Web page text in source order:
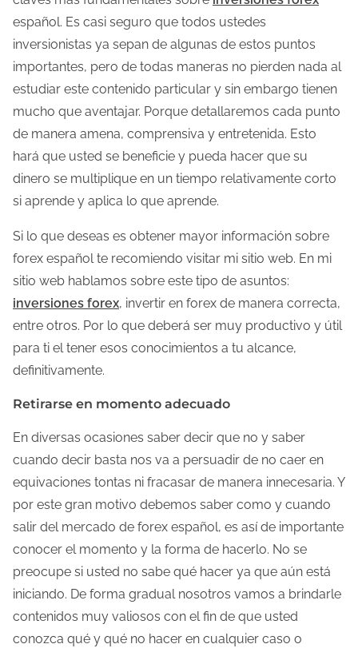
d
e
l
e
c
t
u
r
a
e
l
a
e
n
t
r
a
a
español. Es casi seguro que todos ustedes
inversionistas ya sepan de algunas de estos puntos
importantes, pero de todas maneras no pierden nada al
estudiar este contenido particular y sin embargo tienen
mucho que aventajar. Porque detallaremos cada punto
de manera amena, comprensiva y entretenida. Esto
hará que usted se beneficie y pueda hacer que su
dinero se multiplique en un tiempo relativamente corto
si aprende y aplica lo que aprende.
Si lo que deseas es obtener mayor información sobre
forex español te recomiendo visitar mi sitio web. En mi
sitio web hablamos sobre este tipo de asuntos:
inversiones forex, invertir en forex de manera correcta,
entre otros. Por lo que deberá ser muy productivo y útil
para ti el tener esos conocimientos a tu alcance,
definitivamente.
Retirarse en momento adecuado
En diversas ocasiones saber decir que no y saber
cuando decir basta nos va a persuadir de no caer en
equivaciones tontas ni fracasar de manera innecesaria. Y
por este gran motivo debemos saber como y cuando
salir del mercado de forex español, es así de importante
conocer el momento y la forma de hacerlo. No se
preocupe si usted no sabe qué hacer ya que aún está
iniciando. De forma gradual nosotros vamos a brindarle
contenidos muy valiosos con el fin de que usted
conozca qué y qué no hacer en cualquier caso o